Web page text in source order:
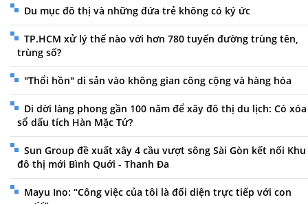
Du mục đô thị và những đứa trẻ không có ký ức
TP.HCM xử lý thế nào với hơn 780 tuyến đường trùng tên,
trùng số?
"Thổi hồn" di sản vào không gian công cộng và hàng hóa
Di dời làng phong gần 100 năm để xây đô thị du lịch: Có xóa
sổ dấu tích Hàn Mặc Tử?
Sun Group đề xuất xây 4 cầu vượt sông Sài Gòn kết nối Khu
đô thị mới Bình Quới - Thanh Đa
Mayu Ino: “Công việc của tôi là đối diện trực tiếp với con